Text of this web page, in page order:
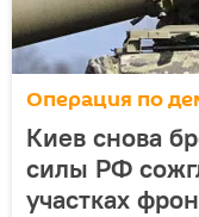
Операция по
Киев снова
силы РФ
участках